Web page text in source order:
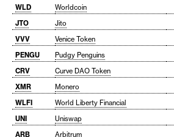
WLD
Worldcoin
JTO
Jito
VVV
Venice Token
PENGU
Pudgy Penguins
CRV
Curve DAO Token
XMR
Monero
WLFI
World Liberty Financial
UNI
Uniswap
ARB
Arbitrum